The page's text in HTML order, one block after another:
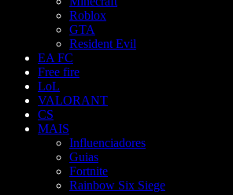
Roblox
GTA
Resident Evil
EA FC
Free fire
LoL
VALORANT
CS
MAIS
Influenciadores
Guias
Fortnite
Rainbow Six Siege